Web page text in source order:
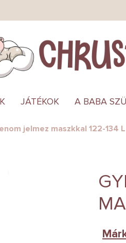
JÁTÉKOK A BABA
jelmez maszkkal 122-134 L